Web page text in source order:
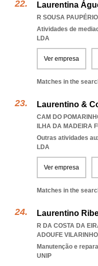
Laurentina
R SOUSA
Atividades de
LDA
Ver empresa
Matches in the
Laurentino &
CAM DO
ILHA DA MADEIRA
Outras atividades
LDA
Ver empresa
Matches in the
Laurentino
R DA COSTA DA
ADOUFE
Manutenção e
UNIP